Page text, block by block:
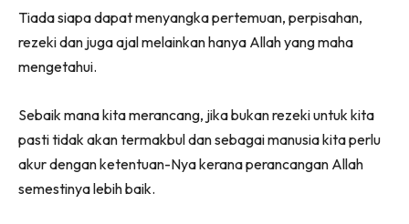
(Twitter)
Tiada siapa dapat menyangka pertemuan, perpisahan,
rezeki dan juga ajal melainkan hanya Allah yang maha
mengetahui.
Sebaik mana kita merancang, jika bukan rezeki untuk kita
pasti tidak akan termakbul dan sebagai manusia kita perlu
akur dengan ketentuan-Nya kerana perancangan Allah
semestinya lebih baik.